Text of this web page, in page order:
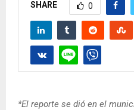
SHARE 0
*El reporte se dió en el